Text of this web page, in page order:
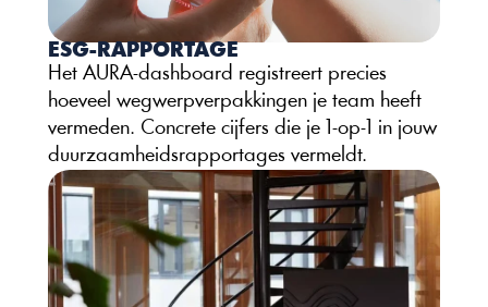
ESG-RAPPORTAGE
Het AURA-dashboard registreert precies
hoeveel wegwerpverpakkingen je team heeft
vermeden. Concrete cijfers die je 1-op-1 in jouw
duurzaamheidsrapportages vermeldt.